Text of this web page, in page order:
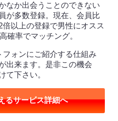
なか出会うことのできない
が多数登録。現在、会員比
以上の登録で男性にオスス
確率でマッチング。
ォンにご紹介する仕組み
出来ます。是非この機会
て下さい。
るサービス詳細へ